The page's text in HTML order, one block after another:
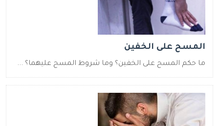
المسح على الخفين
ما حكم المسح على الخفين؟ وما شروط المسح عليهما؟ ...